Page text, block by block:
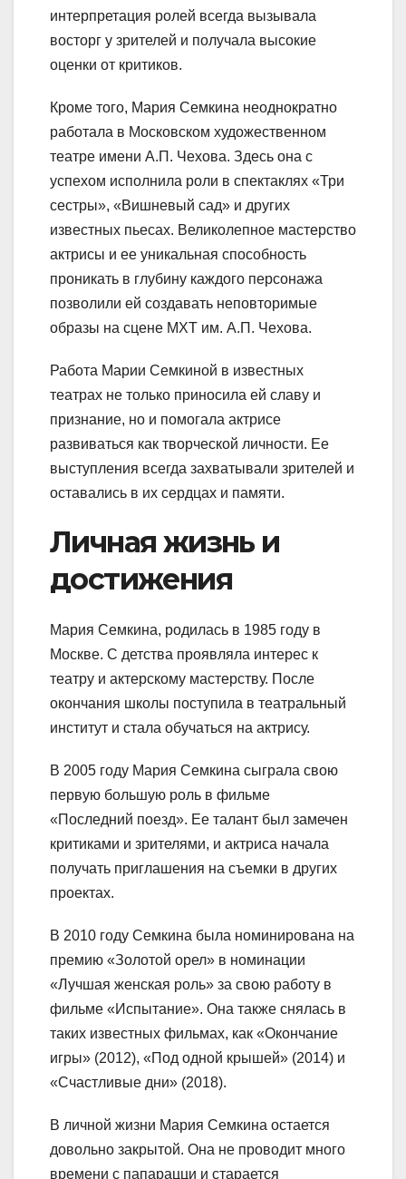
интерпретация ролей всегда вызывала
восторг у зрителей и получала высокие
оценки от критиков.
Кроме того, Мария Семкина неоднократно
работала в Московском художественном
театре имени А.П. Чехова. Здесь она с
успехом исполнила роли в спектаклях «Три
сестры», «Вишневый сад» и других
известных пьесах. Великолепное мастерство
актрисы и ее уникальная способность
проникать в глубину каждого персонажа
позволили ей создавать неповторимые
образы на сцене МХТ им. А.П. Чехова.
Работа Марии Семкиной в известных
театрах не только приносила ей славу и
признание, но и помогала актрисе
развиваться как творческой личности. Ее
выступления всегда захватывали зрителей и
оставались в их сердцах и памяти.
Личная жизнь и
достижения
Мария Семкина, родилась в 1985 году в
Москве. С детства проявляла интерес к
театру и актерскому мастерству. После
окончания школы поступила в театральный
институт и стала обучаться на актрису.
В 2005 году Мария Семкина сыграла свою
первую большую роль в фильме
«Последний поезд». Ее талант был замечен
критиками и зрителями, и актриса начала
получать приглашения на съемки в других
проектах.
В 2010 году Семкина была номинирована на
премию «Золотой орел» в номинации
«Лучшая женская роль» за свою работу в
фильме «Испытание». Она также снялась в
таких известных фильмах, как «Окончание
игры» (2012), «Под одной крышей» (2014) и
«Счастливые дни» (2018).
В личной жизни Мария Семкина остается
довольно закрытой. Она не проводит много
времени с папарацци и старается